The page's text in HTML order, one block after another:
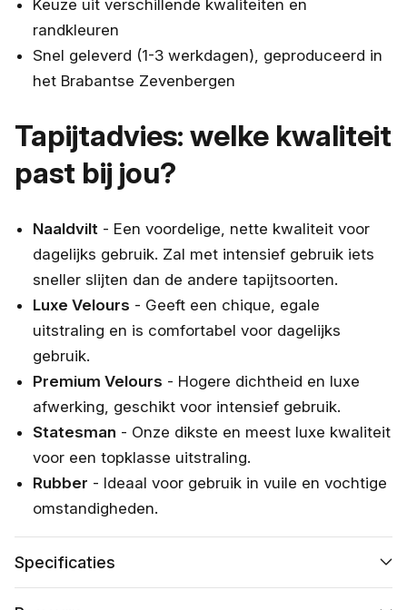
Keuze uit verschillende kwaliteiten en
randkleuren
Snel geleverd (1-3 werkdagen), geproduceerd in
het Brabantse Zevenbergen
Tapijtadvies: welke kwaliteit
past bij jou?
Naaldvilt - Een voordelige, nette kwaliteit voor
dagelijks gebruik. Zal met intensief gebruik iets
sneller slijten dan de andere tapijtsoorten.
Luxe Velours - Geeft een chique, egale
uitstraling en is comfortabel voor dagelijks
gebruik.
Premium Velours - Hogere dichtheid en luxe
afwerking, geschikt voor intensief gebruik.
Statesman - Onze dikste en meest luxe kwaliteit
voor een topklasse uitstraling.
Rubber - Ideaal voor gebruik in vuile en vochtige
omstandigheden.
Specificaties